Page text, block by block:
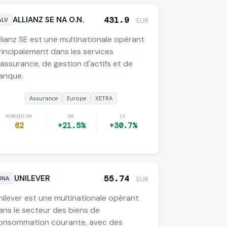
ALLIANZ SE NA O.N. 431.9 EUR
SE est une multinationale opérant
dans les services
de gestion d'actifs et de
Assurance Europe XETRA
MOMENTUM
62
6M
+21.5%
1Y
+30.7%
UNILEVER 55.74 EUR
est une multinationale opérant
le secteur des biens de
courante, avec des